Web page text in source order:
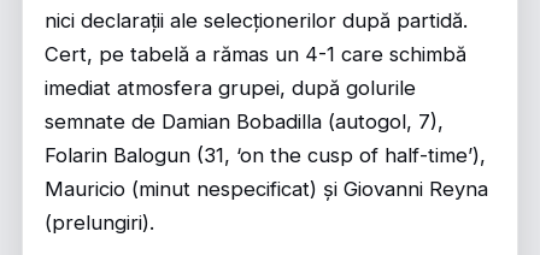
nici declarații ale selecționerilor după partidă.
Cert, pe tabelă a rămas un 4-1 care schimbă
imediat atmosfera grupei, după golurile
semnate de Damian Bobadilla (autogol, 7),
Folarin Balogun (31, ‘on the cusp of half-time’),
Mauricio (minut nespecificat) și Giovanni Reyna
(prelungiri).